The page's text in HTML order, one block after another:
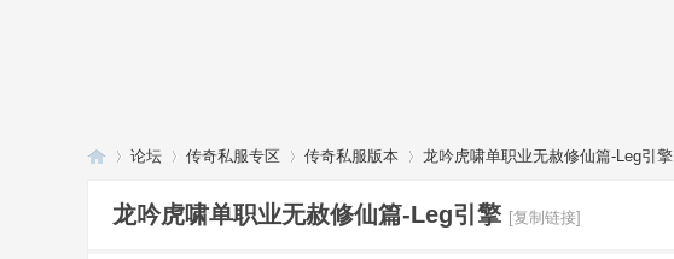
论坛 传奇私服专区 传奇私服版本 龙吟虎啸单职业无赦修仙篇-Leg引擎
龙吟虎啸单职业无赦修仙篇-Leg引擎 [复制链接]